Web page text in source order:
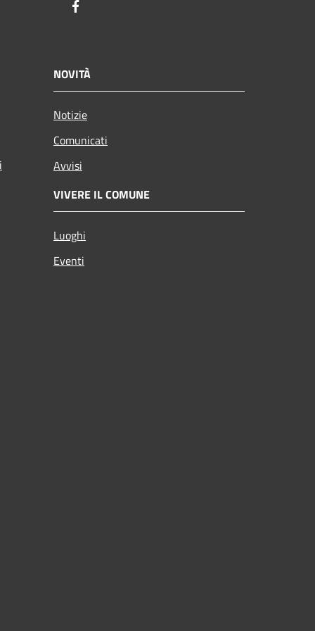
NOVITÀ
Notizie
Comunicati
Avvisi
VIVERE IL COMUNE
Luoghi
Eventi